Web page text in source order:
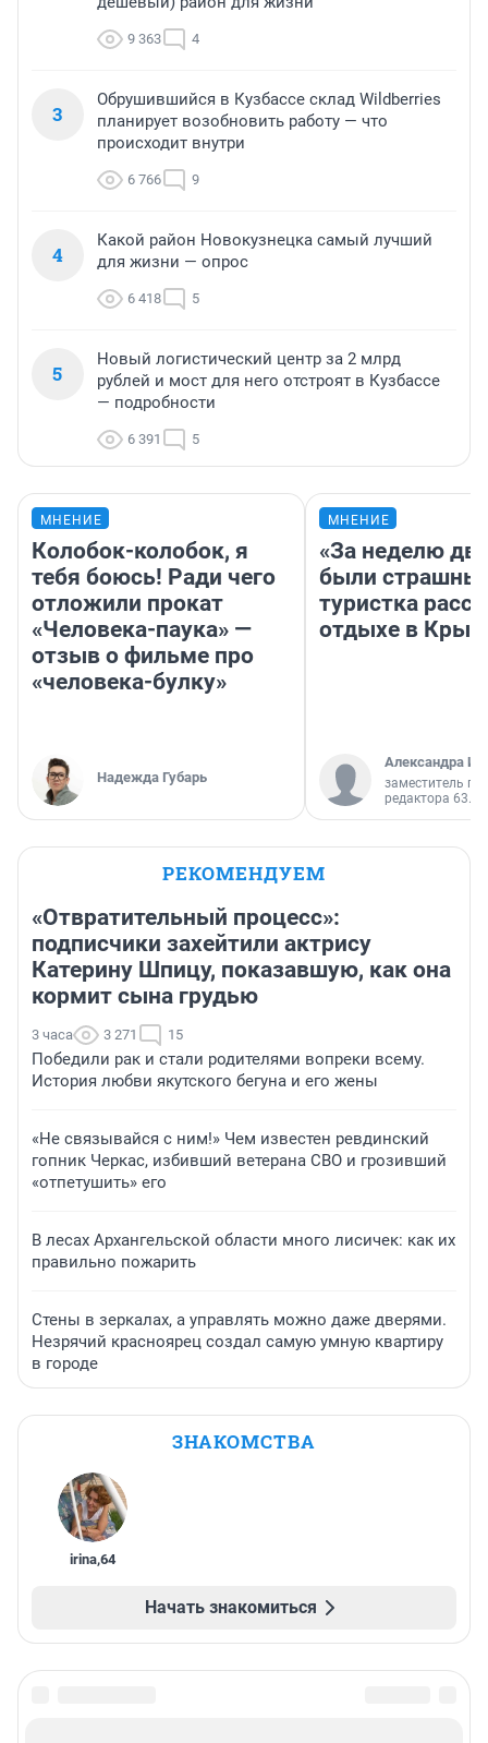
9 363 4
3
Обрушившийся в Кузбассе склад Wildberries
планирует возобновить работу — что
происходит внутри
6 766 9
4
Какой район Новокузнецка самый лучший
для жизни — опрос
6 418 5
5
Новый логистический центр за 2 млрд
рублей и мост для него отстроят в Кузбассе
— подробности
6 391 5
МНЕНИЕ
Колобок-колобок, я
тебя боюсь! Ради чего
отложили прокат
«Человека-паука» —
отзыв о фильме про
«человека-булку»
Надежда Губарь
МНЕНИЕ
«За неделю
были
туристка
отдыхе в
Александра
заместитель
редактора 63.RU
РЕКОМЕНДУЕМ
«Отвратительный процесс»:
подписчики захейтили актрису
Катерину Шпицу, показавшую, как она
кормит сына грудью
3 часа 3 271 15
Победили рак и стали родителями вопреки всему.
История любви якутского бегуна и его жены
«Не связывайся с ним!» Чем известен ревдинский
гопник Черкас, избивший ветерана СВО и грозивший
«отпетушить» его
В лесах Архангельской области много лисичек: как их
правильно пожарить
Стены в зеркалах, а управлять можно даже дверями.
Незрячий красноярец создал самую умную квартиру
в городе
ЗНАКОМСТВА
irina,64
Начать знакомиться